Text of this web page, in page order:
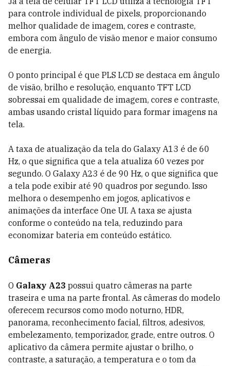
para controle individual de pixels, proporcionando
melhor qualidade de imagem, cores e contraste,
embora com ângulo de visão menor e maior consumo
de energia.
O ponto principal é que PLS LCD se destaca em ângulo
de visão, brilho e resolução, enquanto TFT LCD
sobressai em qualidade de imagem, cores e contraste,
ambas usando cristal líquido para formar imagens na
tela.
A taxa de atualização da tela do Galaxy A13 é de 60
Hz, o que significa que a tela atualiza 60 vezes por
segundo. O Galaxy A23 é de 90 Hz, o que significa que
a tela pode exibir até 90 quadros por segundo. Isso
melhora o desempenho em jogos, aplicativos e
animações da interface One UI. A taxa se ajusta
conforme o conteúdo na tela, reduzindo para
economizar bateria em conteúdo estático.
Câmeras
O Galaxy A23 possui quatro câmeras na parte
traseira e uma na parte frontal. As câmeras do modelo
oferecem recursos como modo noturno, HDR,
panorama, reconhecimento facial, filtros, adesivos,
embelezamento, temporizador, grade, entre outros. O
aplicativo da câmera permite ajustar o brilho, o
contraste, a saturação, a temperatura e o tom da